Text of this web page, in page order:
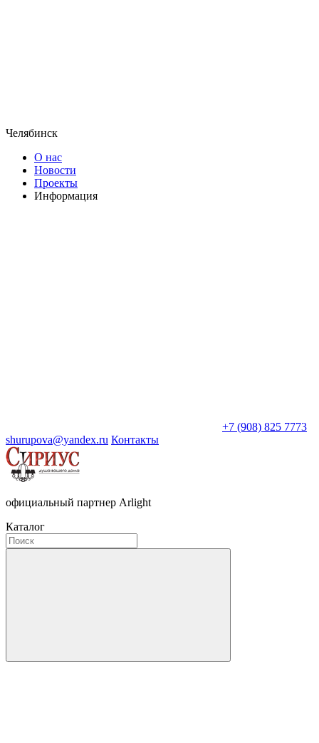
Челябинск
О нас
Новости
Проекты
Информация
+7 (908) 825 7773
shurupova@yandex.ru Контакты
официальный партнер Arlight
Каталог